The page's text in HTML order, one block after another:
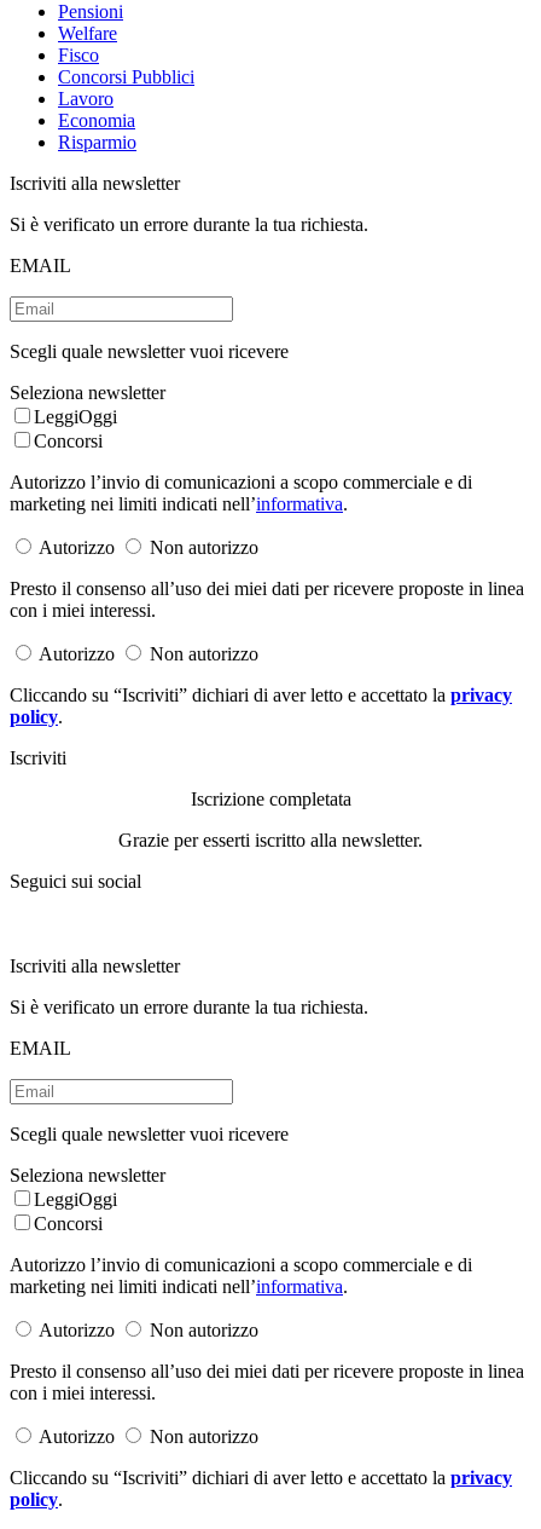
Pensioni
Welfare
Fisco
Concorsi Pubblici
Lavoro
Economia
Risparmio
Iscriviti alla newsletter
Si è verificato un errore durante la tua richiesta.
EMAIL
Scegli quale newsletter vuoi ricevere
Seleziona newsletter
LeggiOggi
Concorsi
Autorizzo l’invio di comunicazioni a scopo commerciale e di
marketing nei limiti indicati nell’informativa.
Autorizzo
Non autorizzo
Presto il consenso all’uso dei miei dati per ricevere proposte in linea
con i miei interessi.
Autorizzo
Non autorizzo
Cliccando su “Iscriviti” dichiari di aver letto e accettato la privacy
policy.
Iscriviti
Iscrizione completata
Grazie per esserti iscritto alla newsletter.
Seguici sui social
Iscriviti alla newsletter
Si è verificato un errore durante la tua richiesta.
EMAIL
Scegli quale newsletter vuoi ricevere
Seleziona newsletter
LeggiOggi
Concorsi
Autorizzo l’invio di comunicazioni a scopo commerciale e di
marketing nei limiti indicati nell’informativa.
Autorizzo
Non autorizzo
Presto il consenso all’uso dei miei dati per ricevere proposte in linea
con i miei interessi.
Autorizzo
Non autorizzo
Cliccando su “Iscriviti” dichiari di aver letto e accettato la privacy
policy.